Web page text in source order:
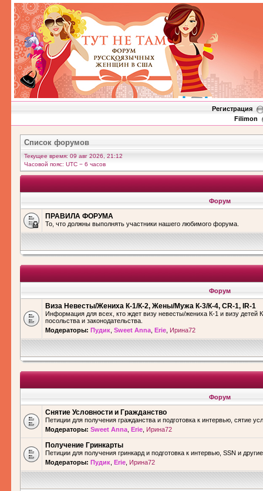
Регистрация
Filimon
Список форумов
Текущее время: 09 авг 2026, 21:12
Часовой пояс: UTC − 6 часов
Форум
ПРАВИЛА ФОРУМА
То, что должны выполнять участники нашего любимого форума.
Форум
Виза Невесты/Жениха К-1/К-2, Жены/Мужа К-3/К-4, CR-1, IR-1
Информация для всех, кто ждет визу невесты/жениха К-1 и визу
посольства и законодательства.
Модераторы: Пудик Sweet Anna Erie Ирина72
Форум
Снятие Условности и Гражданство
Петиции для получения гражданства и подготовка к интервью, сятие
Модераторы: Sweet Anna Erie Ирина72
Получение Гринкарты
Петиции для получения гринкард и подготовка к интервью, SSN и
Модераторы: Пудик Erie Ирина72